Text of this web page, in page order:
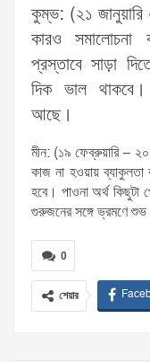
কুম্ভ: (২১ জানুয়ারি
কারও
প্রস্তাবে সাড়া
দিক ভাল
আছে।
মীন: (১৯ ফেব্রুয়ারি – ২০
কাজ না হওয়ায়
হবে। পাওনা অর্থ কিছুটা
গুরুজনের সঙ্গে ভ্রমণে
0
শেয়ার